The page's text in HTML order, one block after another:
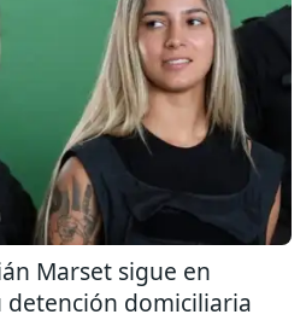
Marset sigue en
detención domiciliaria